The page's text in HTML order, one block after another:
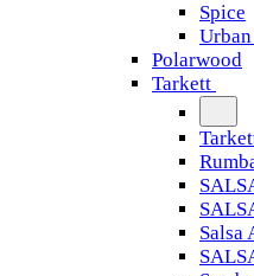
Spice
Polarwood
Tarkett
Salsa